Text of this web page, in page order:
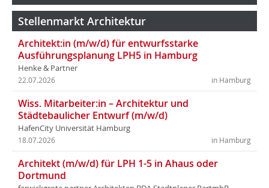
Stellenmarkt Architektur
Architekt:in (m/w/d) für entwurfsstarke
Ausführungsplanung LPH5 in Hamburg
Henke & Partner
in Hamburg
22.07.2026
Wiss. Mitarbeiter:in – Architektur und
Städtebaulicher Entwurf (m/w/d)
HafenCity Universität Hamburg
in Hamburg
18.07.2026
Architekt (m/w/d) für LPH 1-5 in Ahaus oder
Dortmund